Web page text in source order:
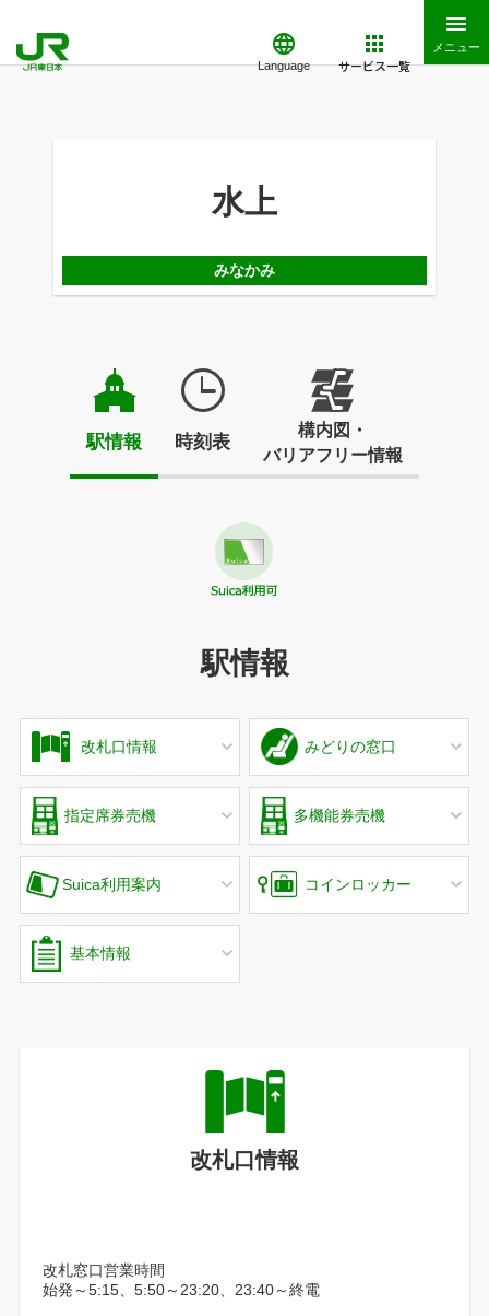
Language サービス一覧
メニュー
水上
みなかみ
駅情報 時刻表
構内図・
バリアフリー情報
駅情報
改札口情報 みどりの窓口
指定席券売機 多機能券売機
Suica利用案内 コインロッカー
基本情報
改札口情報
改札窓口営業時間
始発～5:15、5:50～23:20、23:40～終電